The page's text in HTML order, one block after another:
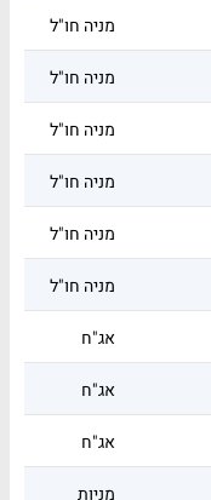
מניה חו"ל
מניה חו"ל
מניה חו"ל
מניה חו"ל
מניה חו"ל
מניה חו"ל
אג"ח
אג"ח
אג"ח
מניות